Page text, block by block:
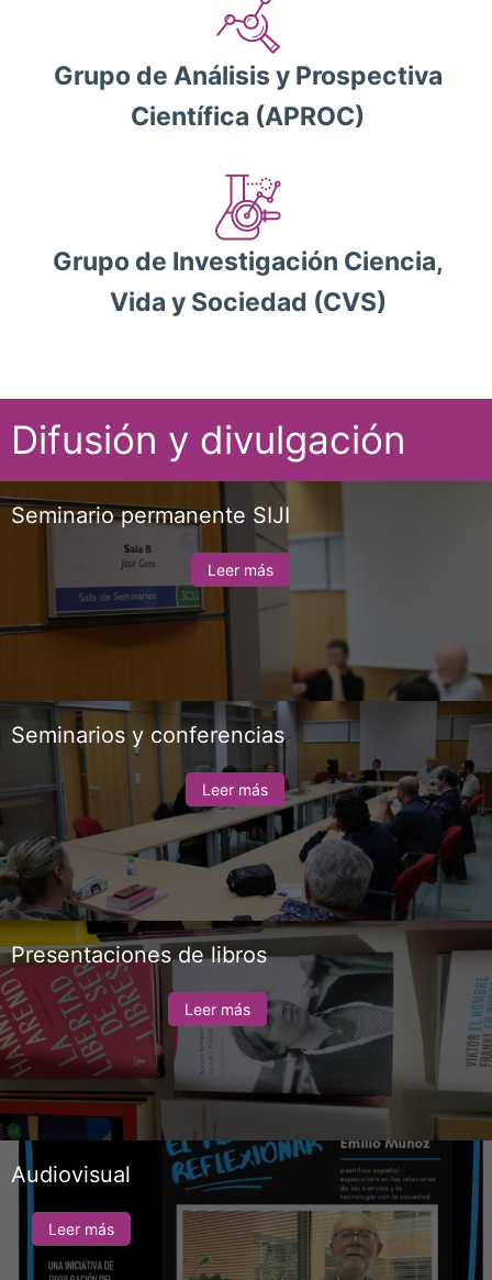
Grupo de Análisis y Prospectiva
Científica (APROC)
Grupo de Investigación Ciencia,
Vida y Sociedad (CVS)
Difusión y divulgación
Seminario permanente SIJI
Leer más
Seminarios y conferencias
Leer más
Presentaciones de libros
Leer más
Audiovisual
Leer más